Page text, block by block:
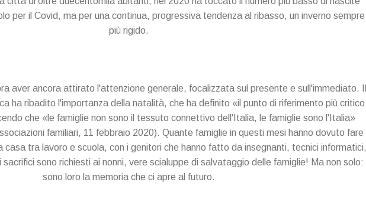
per il Covid, ma per una continua, progressiva tendenza al ribasso, un inverno sempre
più rigido.
aver ancora attirato l'attenzione generale, focalizzata sul presente e sull'immediato. Il
ha ribadito l'importanza della natalità, che ha definito «il punto di riferimento più critico
che «le famiglie non sono il tessuto connettivo dell'Italia, le famiglie sono l'Italia»
familiari, 11 febbraio 2020). Quante famiglie in questi mesi hanno dovuto fare
casa tra lavoro e scuola, con i genitori che hanno fatto da insegnanti, tecnici informatici,
sono richiesti ai nonni, vere scialuppe di salvataggio delle famiglie! Ma non solo:
sono loro la memoria che ci apre al futuro.